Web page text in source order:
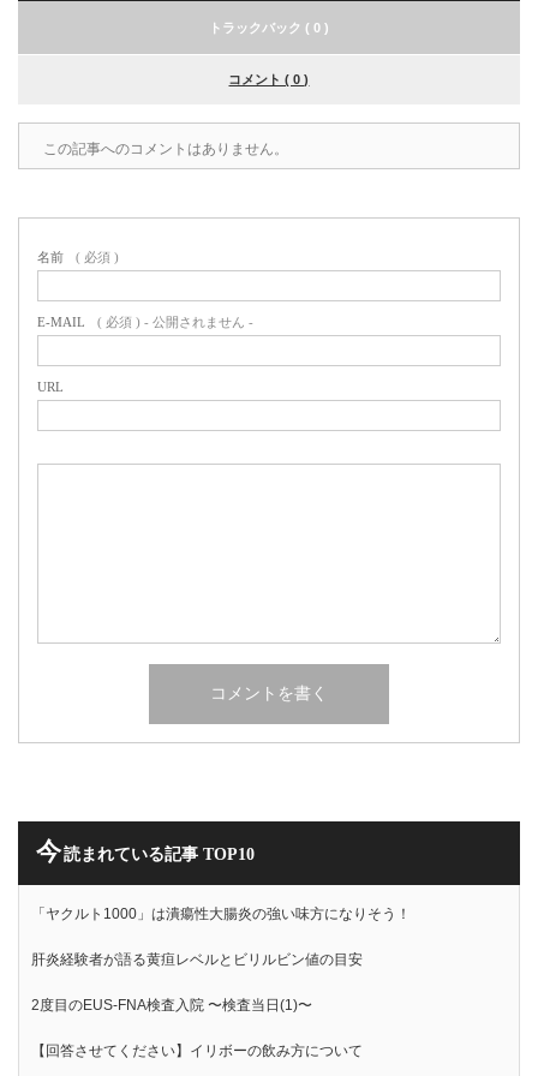
トラックバック ( 0 )
コメント ( 0 )
この記事へのコメントはありません。
名前 ( 必須 )
E-MAIL ( 必須 ) - 公開されません -
URL
今読まれている記事 TOP10
「ヤクルト1000」は潰瘍性大腸炎の強い味方になりそう！
肝炎経験者が語る黄疸レベルとビリルビン値の目安
2度目のEUS-FNA検査入院 〜検査当日(1)〜
【回答させてください】イリボーの飲み方について